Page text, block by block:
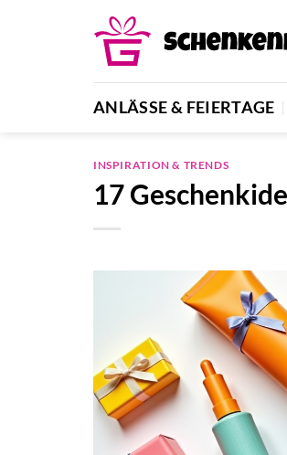
ANLÄSSE & FEIERTAGE
INSPIRATION & TRENDS
17